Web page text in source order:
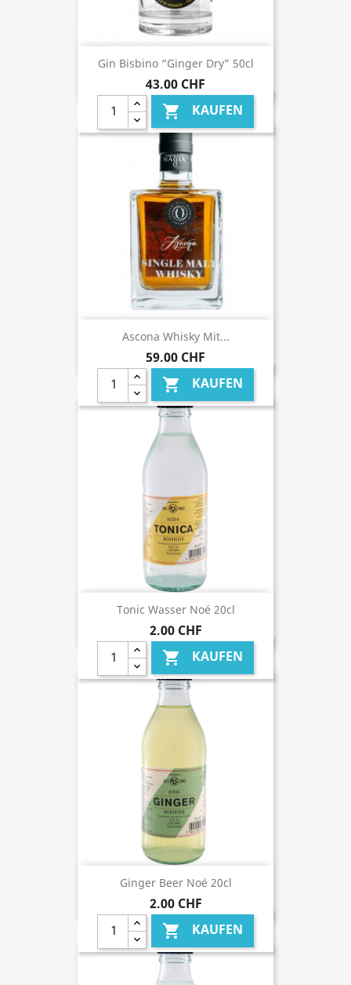
Gin Bisbino “Ginger Dry” 50cl
43,00 CHF
 KAUFEN
Ascona Whisky Mit...
59,00 CHF
 KAUFEN
Tonic Wasser Noé 20cl
2,00 CHF
 KAUFEN
Ginger Beer Noé 20cl
2,00 CHF
 KAUFEN